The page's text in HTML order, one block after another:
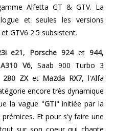
Alfetta GT & GTV. La
et seules les versions
GTV6 2.5 subsistent.
e21, Porsche 924et944,
V6, Saab 900 Turbo 3
280 ZXet Mazda RX7, l'Alfa
encore très dynamique
la vague "GTI" initiée par la
Et pour s'y faire une